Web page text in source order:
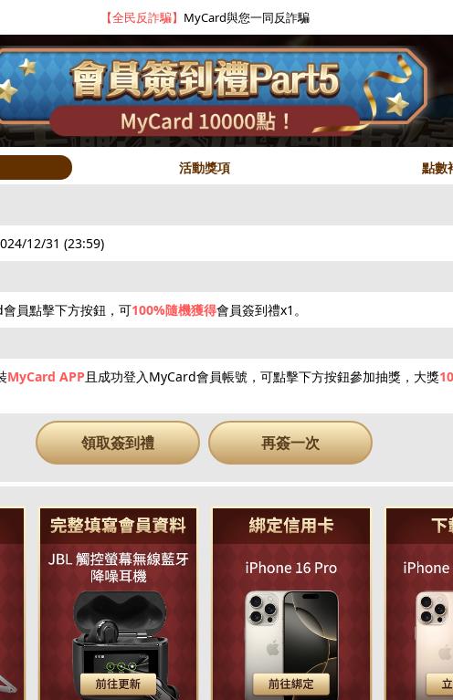
【全民反詐騙】 MyCard與您一同反詐騙
hot hot
活動獎項 點數
12/31 (23:59)
員點擊下方按鈕，可100%隨機獲得會員簽到禮x1。
MyCard APP且成功登入MyCard會員帳號，可點擊下方按鈕參加抽獎，大獎
領取簽到禮 再簽一次